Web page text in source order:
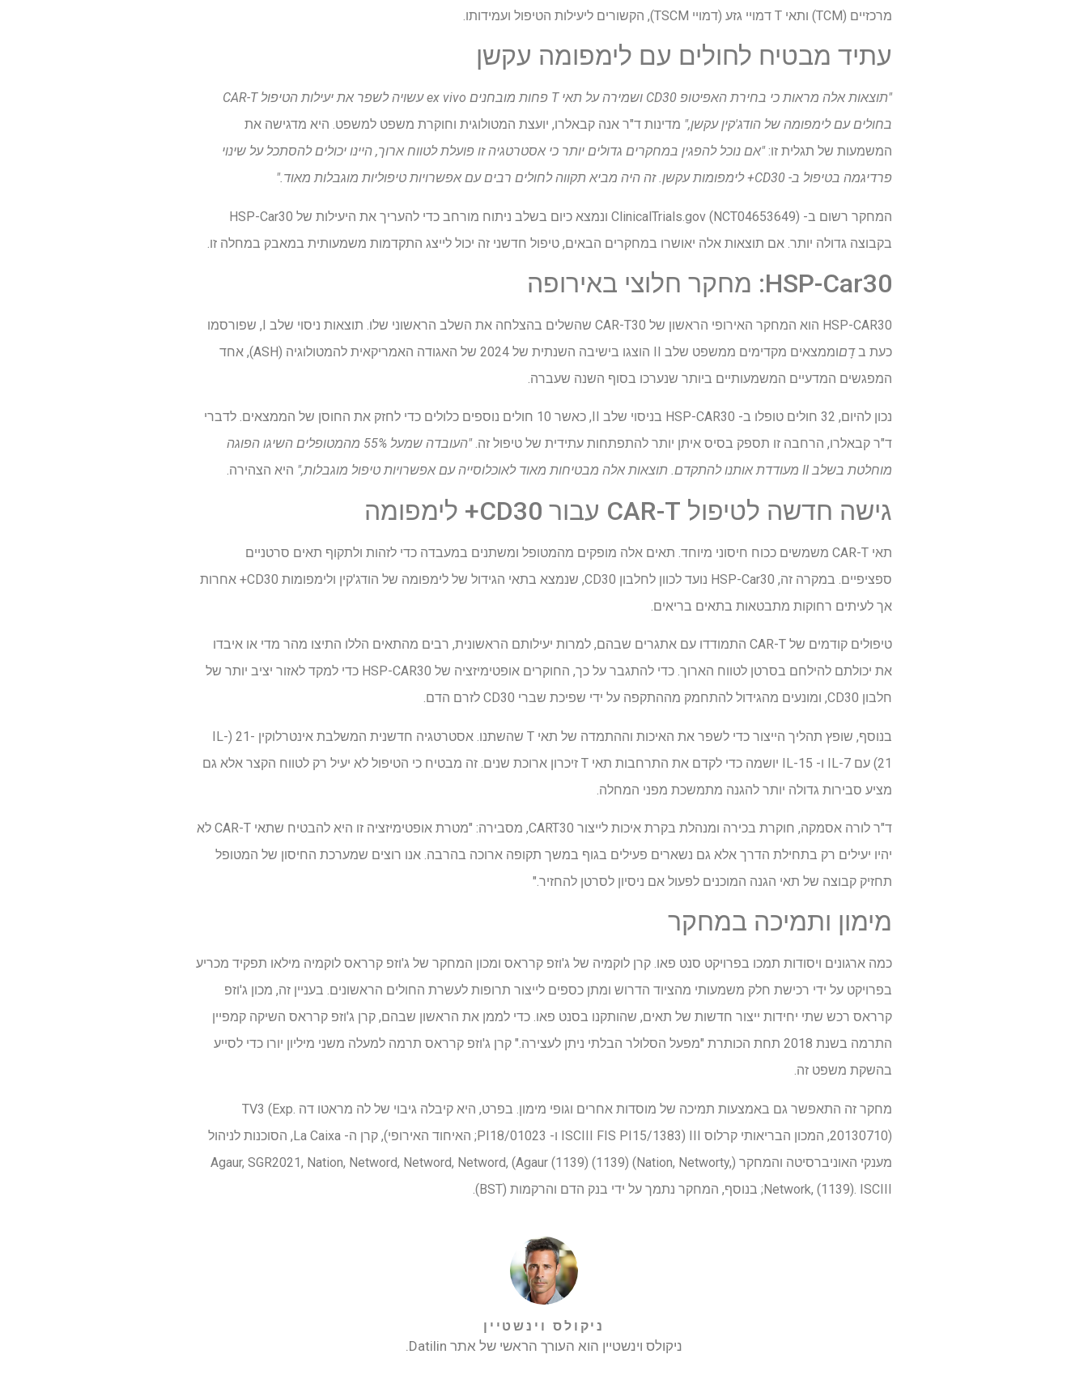
מרכזיים (TCM) ותאי T דמויי גזע (דמויי TSCM), הקשורים ליעילות הטיפול ועמידותו.
עתיד מבטיח לחולים עם לימפומה עקשן
"תוצאות אלה מראות כי בחירת האפיטופ CD30 ושמירה על תאי T פחות מובחנים ex vivo עשויה לשפר את יעילות הטיפול CAR-T
בחולים עם לימפומה של הודג'קין עקשן," מדינות ד"ר אנה קבאלרו, יועצת המטולוגית וחוקרת משפט למשפט. היא מדגישה את
המשמעות של תגלית זו:"אם נוכל להפגין במחקרים גדולים יותר כי אסטרטגיה זו פועלת לטווח ארוך, היינו יכולים להסתכל על שינוי
פרדיגמה בטיפול ב- CD30+ לימפומות עקשן. זה היה מביא תקווה לחולים רבים עם אפשרויות טיפוליות מוגבלות מאוד."
המחקר רשום ב- ClinicalTrials.gov (NCT04653649) ונמצא כיום בשלב ניתוח מורחב כדי להעריך את היעילות של HSP-Car30
בקבוצה גדולה יותר. אם תוצאות אלה יאושרו במחקרים הבאים, טיפול חדשני זה יכול לייצג התקדמות משמעותית במאבק במחלה זו.
HSP-Car30: מחקר חלוצי באירופה
HSP-CAR30 הוא המחקר האירופי הראשון של CAR-T30 שהשלים בהצלחה את השלב הראשוני שלו. תוצאות ניסוי שלב I, שפורסמו
כעת בדָם
וממצאים מקדימים ממשפט שלב II הוצגו בישיבה השנתית של 2024 של האגודה האמריקאית להמטולוגיה (ASH), אחד
המפגשים המדעיים המשמעותיים ביותר שנערכו בסוף השנה שעברה.
נכון להיום, 32 חולים טופלו ב- HSP-CAR30 בניסוי שלב II, כאשר 10 חולים נוספים כלולים כדי לחזק את החוסן של הממצאים. לדברי
ד"ר קבאלרו, הרחבה זו תספק בסיס איתן יותר להתפתחות עתידית של טיפול זה.
"העובדה שמעל 55% מהמטופלים השיגו הפוגה
מוחלטת בשלב II מעודדת אותנו להתקדם. תוצאות אלה מבטיחות מאוד לאוכלוסייה עם אפשרויות טיפול מוגבלות,"
היא הצהירה.
גישה חדשה לטיפול CAR-T עבור CD30+ לימפומה
תאי CAR-T משמשים ככוח חיסוני מיוחד. תאים אלה מופקים מהמטופל ומשתנים במעבדה כדי לזהות ולתקוף תאים סרטניים
ספציפיים. במקרה זה, HSP-Car30 נועד לכוון לחלבון CD30, שנמצא בתאי הגידול של לימפומה של הודג'קין ולימפומות CD30+ אחרות
אך לעיתים רחוקות מתבטאות בתאים בריאים.
טיפולים קודמים של CAR-T התמודדו עם אתגרים שבהם, למרות יעילותם הראשונית, רבים מהתאים הללו התיצו מהר מדי או איבדו
את יכולתם להילחם בסרטן לטווח הארוך. כדי להתגבר על כך, החוקרים אופטימיזציה של HSP-CAR30 כדי למקד לאזור יציב יותר של
חלבון CD30, ומונעים מהגידול להתחמק מההתקפה על ידי שפיכת שברי CD30 לזרם הדם.
בנוסף, שופץ תהליך הייצור כדי לשפר את האיכות וההתמדה של תאי T שהשתנו. אסטרטגיה חדשנית המשלבת אינטרלוקין -21 (IL-
21) עם IL-7 ו- IL-15 יושמה כדי לקדם את התרחבות תאי T זיכרון ארוכת שנים. זה מבטיח כי הטיפול לא יעיל רק לטווח הקצר אלא גם
מציע סבירות גדולה יותר להגנה מתמשכת מפני המחלה.
ד"ר לורה אסמקה, חוקרת בכירה ומנהלת בקרת איכות לייצור CART30, מסבירה: "מטרת אופטימיזציה זו היא להבטיח שתאי CAR-T לא
יהיו יעילים רק בתחילת הדרך אלא גם נשארים פעילים בגוף במשך תקופה ארוכה בהרבה. אנו רוצים שמערכת החיסון של המטופל
תחזיק קבוצה של תאי הגנה המוכנים לפעול אם ניסיון לסרטן להחזיר."
מימון ותמיכה במחקר
כמה ארגונים ויסודות תמכו בפרויקט סנט פאו. קרן לוקמיה של ג'וזפ קרראס ומכון המחקר של ג'וזפ קרראס לוקמיה מילאו תפקיד מכריע
בפרויקט על ידי רכישת חלק משמעותי מהציוד הדרוש ומתן כספים לייצור תרופות לעשרת החולים הראשונים. בעניין זה, מכון ג'וזפ
קרראס רכש שתי יחידות ייצור חדשות של תאים, שהותקנו בסנט פאו. כדי לממן את הראשון שבהם, קרן ג'וזפ קרראס השיקה קמפיין
התרמה בשנת 2018 תחת הכותרת "מפעל הסלולר הבלתי ניתן לעצירה." קרן ג'וזפ קרראס תרמה למעלה משני מיליון יורו כדי לסייע
בהשקת משפט זה.
מחקר זה התאפשר גם באמצעות תמיכה של מוסדות אחרים וגופי מימון. בפרט, היא קיבלה גיבוי של לה מראטו דה TV3 (Exp.
20130710), המכון הבריאותי קרלוס III (ISCIII FIS PI15/1383 ו- PI18/01023; האיחוד האירופי), קרן ה- La Caixa, הסוכנות לניהול
מענקי האוניברסיטה והמחקר (Agaur, SGR2021, Nation, Netword, Netword, Netword, (Agaur (1139) (1139) (Nation, Networty,
Network, (1139). ISCIII; בנוסף, המחקר נתמך על ידי בנק הדם והרקמות (BST).
ניקולס וינשטיין
ניקולס וינשטיין הוא העורך הראשי של אתר Datilin.